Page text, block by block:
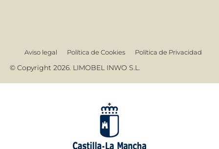
Aviso legal Política de Cookies Política de Privacidad
© Copyright 2026. LIMOBEL INWO S.L.